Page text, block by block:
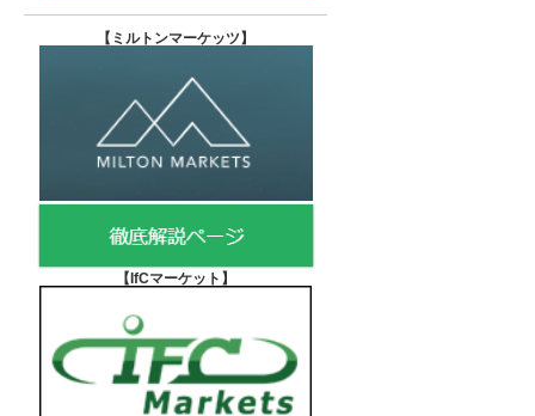
【 ミルトンマーケッツ】
【IfCマーケット 】